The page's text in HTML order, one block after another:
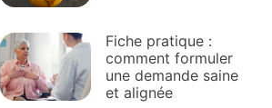
Fiche pratique :
comment formuler
une demande saine
et alignée